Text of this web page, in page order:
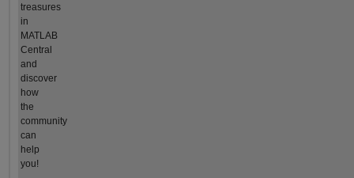
treasures
in
MATLAB
Central
and
discover
how
the
community
can
help
you!